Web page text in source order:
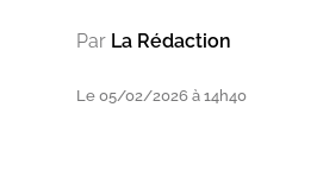
Par La Rédaction
Le 05/02/2026 à 14h40